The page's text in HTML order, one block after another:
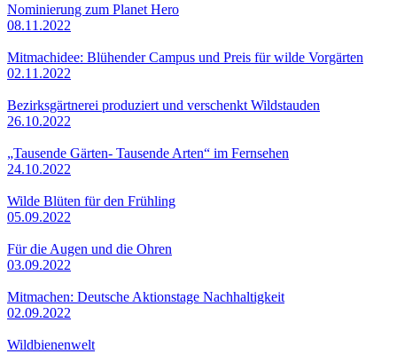
Nominierung zum Planet Hero
08.11.2022
Mitmachidee: Blühender Campus und Preis für wilde Vorgärten
02.11.2022
Bezirksgärtnerei produziert und verschenkt Wildstauden
26.10.2022
„Tausende Gärten- Tausende Arten“ im Fernsehen
24.10.2022
Wilde Blüten für den Frühling
05.09.2022
Für die Augen und die Ohren
03.09.2022
Mitmachen: Deutsche Aktionstage Nachhaltigkeit
02.09.2022
Wildbienenwelt